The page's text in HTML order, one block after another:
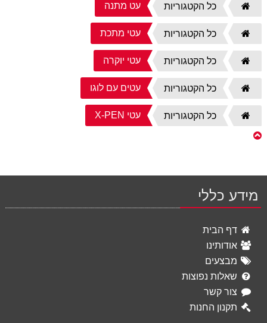
דף
הבית
כל הקטגוריות עט מתנה
דף
הבית
כל הקטגוריות עטי מתכת
דף
הבית
כל הקטגוריות עטי יוקרה
דף
הבית
כל הקטגוריות עטים עם לוגו
דף
הבית
כל הקטגוריות עטי X-PEN
מידע כללי
דף הבית
אודותינו
מבצעים
שאלות נפוצות
צור קשר
תקנון החנות